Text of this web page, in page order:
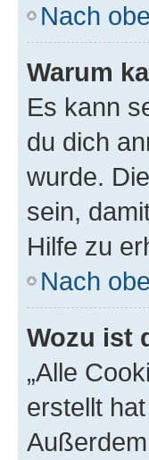
Nach
Warum
Es kann
du dich
wurde.
sein,
Hilfe zu
Nach
Wozu ist
„Alle
erstellt